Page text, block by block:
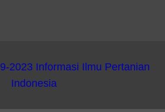
2023 Informasi Ilmu Pertanian
Indonesia